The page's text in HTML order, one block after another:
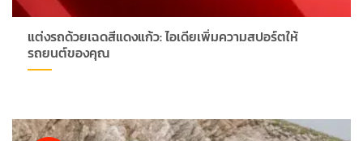
แต่งรถด้วยเฉดสีแดงแก้ว: ไอเดียเพิ่มความสปอร์ตให้
รถยนต์ของคุณ